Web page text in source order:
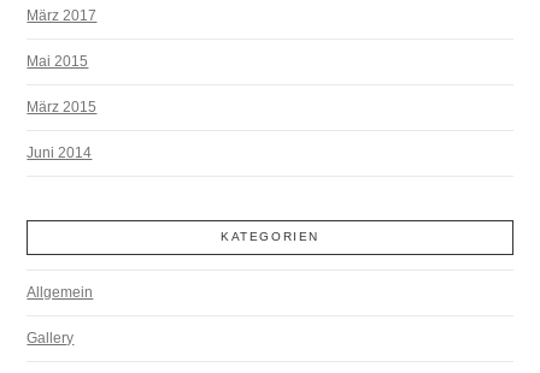
März 2017
Mai 2015
März 2015
Juni 2014
KATEGORIEN
Allgemein
Gallery